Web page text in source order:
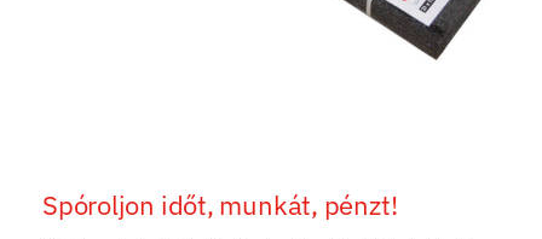
Spóroljon időt, munkát, pénzt!